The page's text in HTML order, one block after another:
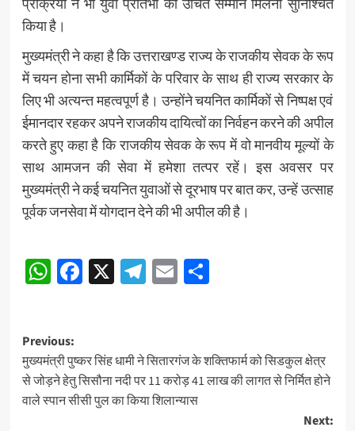
किया है।
मुख्यमंत्री ने कहा है कि उत्तराखण्ड राज्य के राजकीय सेवक के रूप
में चयन होना सभी कार्मिकों के परिवार के साथ ही राज्य सरकार के
लिए भी अत्यन्त महत्वपूर्ण है। उन्होंने चयनित कार्मिकों से निष्पक्ष एवं
ईमानदार रहकर अपने राजकीय दायित्वों का निर्वहन करने की अपील
करते हुए कहा है कि राजकीय सेवक के रूप में वो मानवीय मूल्यों के
साथ आमजन की सेवा में हमेशा तत्पर रहें। इस अवसर पर
मुख्यमंत्री ने कई चयनित युवाओं से दूरभाष पर बात कर, उन्हें उत्साह
पूर्वक जनसेवा में योगदान देने की भी अपील की है।
Post
navigation
WhatsApp
Facebook
X Telegram
EmailShare
Post
navigation
Previous:
मुख्यमंत्री पुष्कर सिंह धामी ने सितारगंज के शक्तिफार्म को सिडकुल क्षेत्र
से जोड़ने हेतु सिसौना नदी पर 11 करोड़ 41 लाख की लागत से निर्मित होने
वाले स्पान सीसी पुल का किया शिलान्यास
Next: